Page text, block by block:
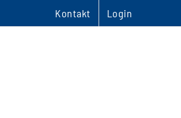
Kontakt Login